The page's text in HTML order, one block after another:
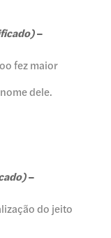
–
fez maior
dele.
–
do jeito